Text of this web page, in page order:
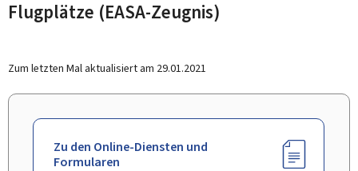
Flugplätze (EASA-Zeugnis)
Zum letzten Mal aktualisiert am 29.01.2021
Zu den Online-Diensten und
Formularen